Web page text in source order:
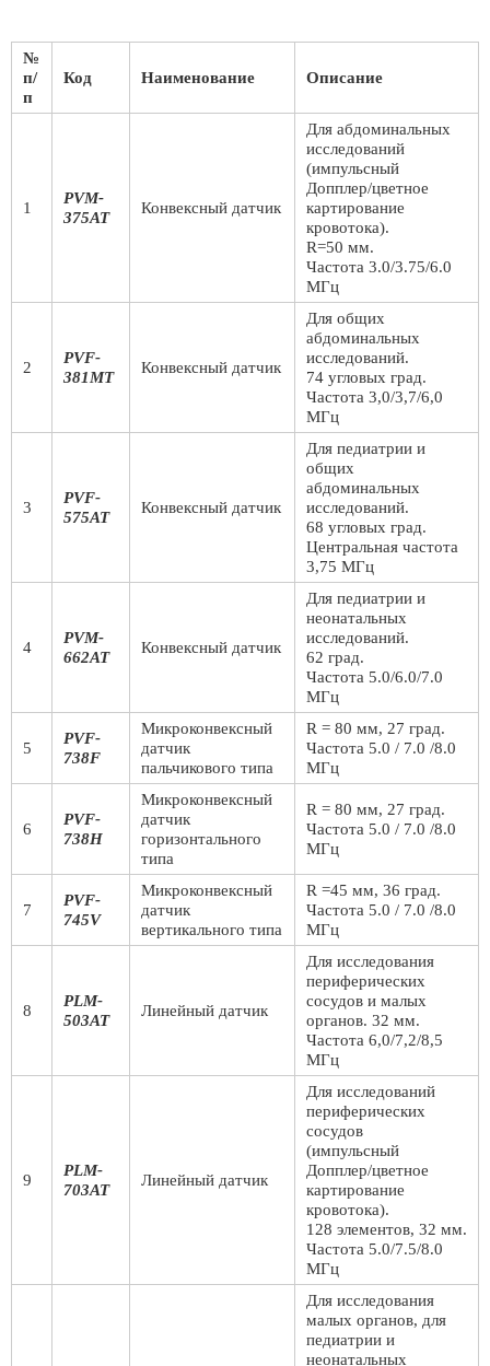
№
п/
п
Код Наименование Описание
1
PVM-
375AT
Конвексный датчик
Для абдоминальных
исследований
(импульсный
Допплер/цветное
картирование
кровотока).
R=50 мм.
Частота 3.0/3.75/6.0
МГц
2
PVF-
381MT
Конвексный датчик
Для общих
абдоминальных
исследований.
74 угловых град.
Частота 3,0/3,7/6,0
МГц
3
PVF-
575AT
Конвексный датчик
Для педиатрии и
общих
абдоминальных
исследований.
68 угловых град.
Центральная частота
3,75 МГц
4
PVM-
662AT
Конвексный датчик
Для педиатрии и
неонатальных
исследований.
62 град.
Частота 5.0/6.0/7.0
МГц
5
PVF-
738F
Микроконвексный
датчик
пальчикового типа
R = 80 мм, 27 град.
Частота 5.0 / 7.0 /8.0
МГц
6
PVF-
738H
Микроконвексный
датчик
горизонтального
типа
R = 80 мм, 27 град.
Частота 5.0 / 7.0 /8.0
МГц
7
PVF-
745V
Микроконвексный
датчик
вертикального типа
R =45 мм, 36 град.
Частота 5.0 / 7.0 /8.0
МГц
8
PLM-
503AT
Линейный датчик
Для исследования
периферических
сосудов и малых
органов. 32 мм.
Частота 6,0/7,2/8,5
МГц
9
PLM-
703AT
Линейный датчик
Для исследований
периферических
сосудов
(импульсный
Допплер/цветное
картирование
кровотока).
128 элементов, 32 мм.
Частота 5.0/7.5/8.0
МГц
Для исследования
малых органов, для
педиатрии и
неонатальных